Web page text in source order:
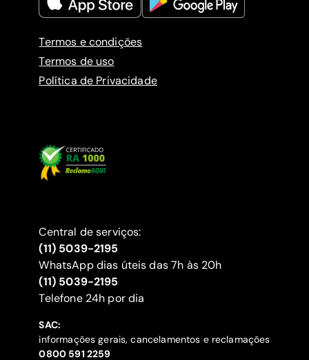
Termos e condições
Termos de uso
Política de Privacidade
Central de serviços:
(11) 5039-2195
WhatsApp dias úteis das 7h às 20h
(11) 5039-2195
‍Telefone 24h por dia
SAC:
informações gerais, cancelamentos e reclamações
‍0800 591 2259